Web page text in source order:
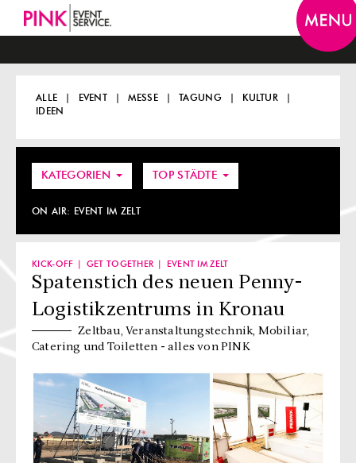
ALLE EVENT MESSE TAGUNG
KULTUR
IDEEN
KICK-OFF GET TOGETHER EVENT IM ZELT
Spatenstich des neuen Penny-
Logistikzentrums in Kronau
Zeltbau, Veranstaltungstechnik, Mobiliar,
Catering und Toiletten - alles von PINK
KATEGORIEN TOP STÄDTE
ON AIR: EVENT IM ZELT